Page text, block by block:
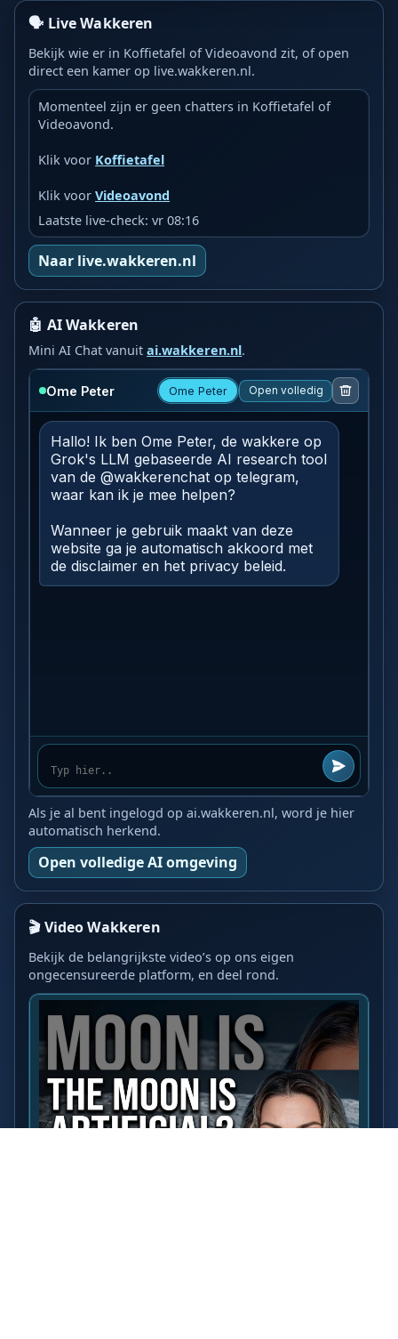
🗣️ Live Wakkeren
Bekijk wie er in Koffietafel of Videoavond zit, of open
direct een kamer op live.wakkeren.nl.
Momenteel zijn er geen chatters in Koffietafel of
Videoavond.
Klik voor Koffietafel
Klik voorVideoavond
Laatste live-check: vr 08:16
Naar live.wakkeren.nl
🤖 AI Wakkeren
Mini AI Chat vanuitai.wakkeren.nl.
Als je al bent ingelogd op ai.wakkeren.nl, word je hier
automatisch herkend.
Open volledige AI omgeving
🎬 Video Wakkeren
Bekijk de belangrijkste video’s op ons eigen
ongecensureerde platform, en deel rond.